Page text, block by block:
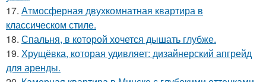
17. Атмосферная двухкомнатная квартира в
классическом стиле.
18. Спальня, в которой хочется дышать глубже.
19. Хрущёвка, которая удивляет: дизайнерский апгрейд
для аренды.